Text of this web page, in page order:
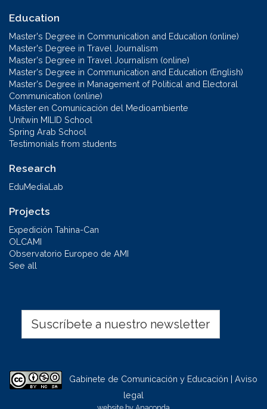
Education
Master's Degree in Communication and Education (online)
Master's Degree in Travel Journalism
Master's Degree in Travel Journalism (online)
Master's Degree in Communication and Education (English)
Master's Degree in Management of Political and Electoral
Communication (online)
Máster en Comunicación del Medioambiente
Unitwin MILID School
Spring Arab School
Testimonials from students
Research
EduMediaLab
Projects
Expedición Tahina-Can
OLCAMI
Observatorio Europeo de AMI
See all
Suscríbete a nuestro newsletter
Gabinete de Comunicación y Educación | Aviso
legal